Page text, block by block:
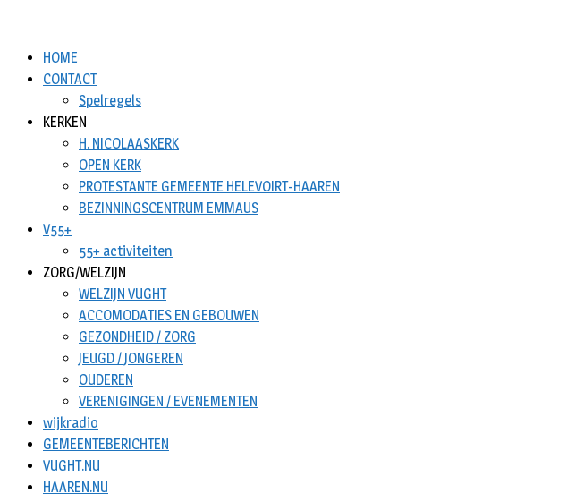
HOME
CONTACT
Spelregels
KERKEN
H. NICOLAASKERK
OPEN KERK
PROTESTANTE GEMEENTE HELEVOIRT-HAAREN
BEZINNINGSCENTRUM EMMAUS
V55+
55+ activiteiten
ZORG/WELZIJN
WELZIJN VUGHT
ACCOMODATIES EN GEBOUWEN
GEZONDHEID / ZORG
JEUGD / JONGEREN
OUDEREN
VERENIGINGEN / EVENEMENTEN
wijkradio
GEMEENTEBERICHTEN
VUGHT.NU
HAAREN.NU